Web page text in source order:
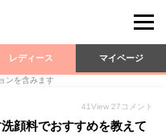
レディース マイページ
ンを含みます
41View 27 コメント
顔料でおすすめを教えて